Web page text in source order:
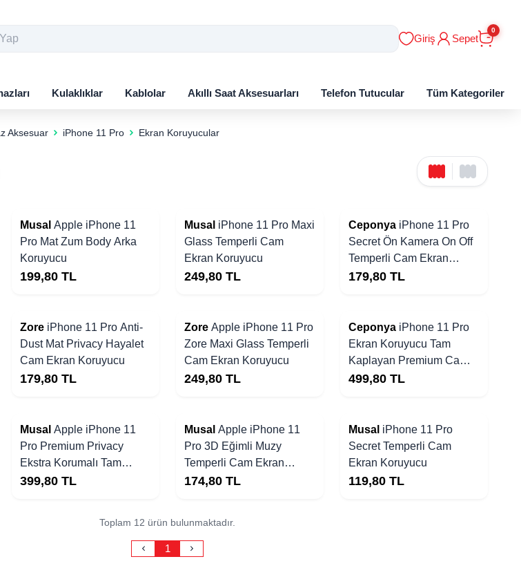
Giriş Sepet
0
Kulaklıklar Kablolar Akıllı Saat Aksesuarları Telefon Tutucular Tüm Kategoriler
Aksesuar iPhone 11 Pro Ekran Koruyucular
Musal Apple iPhone 11
Pro Mat Zum Body Arka
Koruyucu
199,80 TL
Musal iPhone 11 Pro Maxi
Glass Temperli Cam
Ekran Koruyucu
249,80 TL
Ceponya iPhone 11 Pro
Secret Ön Kamera On Off
Temperli Cam Ekran
Koruyucu
179,80 TL
Zore iPhone 11 Pro Anti-
Dust Mat Privacy Hayalet
Cam Ekran Koruyucu
179,80 TL
Zore Apple iPhone 11 Pro
Zore Maxi Glass Temperli
Cam Ekran Koruyucu
249,80 TL
Ceponya iPhone 11 Pro
Ekran Koruyucu Tam
Kaplayan Premium Cam
Koruyucu
499,80 TL
Musal Apple iPhone 11
Pro Premium Privacy
Ekstra Korumalı Tam
Kaplayan Cam Ekran
399,80 TL
Musal Apple iPhone 11
Pro 3D Eğimli Muzy
Temperli Cam Ekran
Koruyucu
174,80 TL
Musal iPhone 11 Pro
Secret Temperli Cam
Ekran Koruyucu
119,80 TL
Toplam 12 ürün bulunmaktadır.
1